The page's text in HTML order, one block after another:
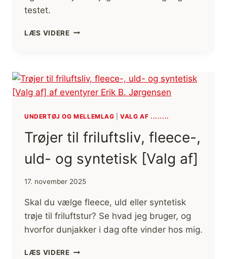
testet.
LÆS VIDEREVALG
FINDER
DU
RIGTIGE
TIL
BEHOV
[FIF
OG
UNDERTØJ OG MELLEMLAG |VALG AF ........
Trøjer til friluftsliv, fleece-,
uld- og syntetisk [Valg af]
17. november 2025
Skal du vælge fleece, uld eller syntetisk
trøje til friluftstur? Se hvad jeg bruger, og
hvorfor dunjakker i dag ofte vinder hos mig.
LÆS VIDERETRØJER